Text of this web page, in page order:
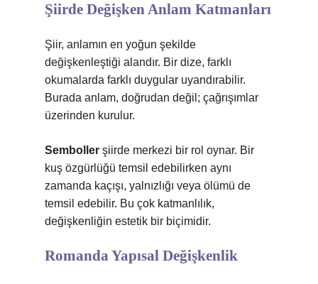
Şiirde Değişken Anlam Katmanları
Şiir, anlamın en yoğun şekilde
değişkenleştiği alandır. Bir dize, farklı
okumalarda farklı duygular uyandırabilir.
Burada anlam, doğrudan değil; çağrışımlar
üzerinden kurulur.
Semboller şiirde merkezi bir rol oynar. Bir
kuş özgürlüğü temsil edebilirken aynı
zamanda kaçışı, yalnızlığı veya ölümü de
temsil edebilir. Bu çok katmanlılık,
değişkenliğin estetik bir biçimidir.
Romanda Yapısal Değişkenlik